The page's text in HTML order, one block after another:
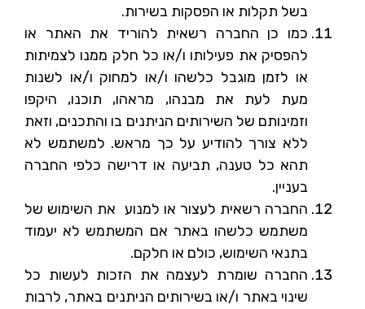
בשל תקלות או הפסקות בשירות.
כמו כן החברה רשאית להוריד את האתר או
להפסיק את פעילותו ו/או כל חלק ממנו לצמיתות
או לזמן מוגבל כלשהו ו/או למחוק ו/או לשנות
מעת לעת את מבנהו, מראהו, תוכנו, היקפו
וזמינותם של השירותים הניתנים בו והתכנים, וזאת
ללא צורך להודיע על כך מראש. למשתמש לא
תהא כל טענה, תביעה או דרישה כלפי החברה
בעניין.
החברה רשאית לעצור או למנוע את השימוש של
משתמש כלשהו באתר אם המשתמש לא יעמוד
בתנאי השימוש, כולם או חלקם.
החברה שומרת לעצמה את הזכות לעשות כל
שינוי באתר ו/או בשירותים הניתנים באתר, לרבות